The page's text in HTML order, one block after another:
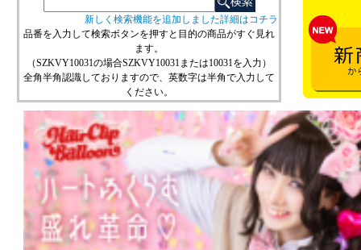
新しく検索機能を追加しました詳細はコチラ
品番を入力して検索ボタンを押すと目的の商品がすぐ見れ
ます。
（SZKVY10031の場合SZKVY10031または10031を入力）
全角半角認識しておりますので、英数字は半角で入力して
ください。